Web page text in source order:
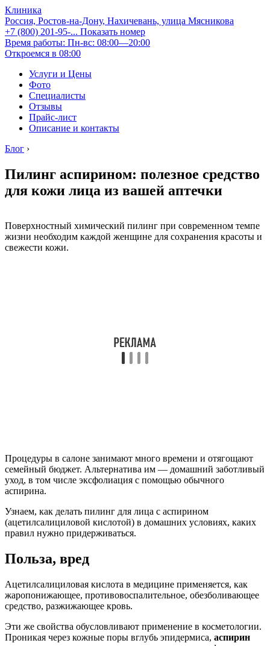
Клиника
Россия, Ростов-на-Дону, Нахичевань, улица Мясникова
+7 (800) 201-95-... Показать номер
Время работы: Пн-вс: 08:00—20:00
Откроемся в 08:00
Услуги и Цены
Фото
Специалисты
Отзывы
Прайс-лист
Описание и контакты
Блог ›
Пилинг аспирином: полезное средство
для кожи лица из вашей аптечки
Поверхностный химический пилинг при современном темпе
жизни необходим каждой женщине для сохранения красоты и
свежести кожи.
Процедуры в салоне занимают много времени и отягощают
семейный бюджет. Альтернатива им — домашний заботливый
уход, в том числе эксфолиация с помощью обычного
аспирина.
Узнаем, как делать пилинг для лица с аспирином
(ацетилсалициловой кислотой) в домашних условиях, каких
правил нужно придерживаться.
Польза, вред
Ацетилсалициловая кислота в медицине применяется, как
жаропонижающее, противовоспалительное, обезболивающее
средство, разжижающее кровь.
Эти же свойства обусловливают применение в косметологии.
Проникая через кожные поры вглубь эпидермиса, аспирин